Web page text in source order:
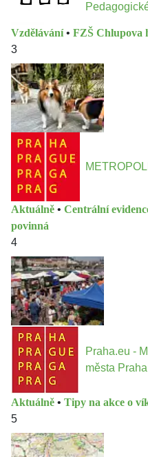
Vzdělávání • FZŠ Chlupova
3
Aktuálně • Centrální
povinná
4
Praha.eu -
města Praha
Aktuálně • Tipy na akce o
5